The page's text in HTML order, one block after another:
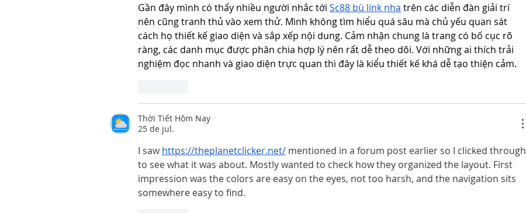
Gần đây mình có thấy nhiều người nhắc tới Sc88 bù link nha trên các diễn đàn giải trí
nên cũng tranh thủ vào xem thử. Mình không tìm hiểu quá sâu mà chủ yếu quan sát
cách họ thiết kế giao diện và sắp xếp nội dung. Cảm nhận chung là trang có bố cục rõ
ràng, các danh mục được phân chia hợp lý nên rất dễ theo dõi. Với những ai thích trải
nghiệm đọc nhanh và giao diện trực quan thì đây là kiểu thiết kế khá dễ tạo thiện cảm.
Thời Tiết Hôm Nay
25 de jul.
I saw https://theplanetclicker.net/ mentioned in a forum post earlier so I clicked through
to see what it was about. Mostly wanted to check how they organized the layout. First
impression was the colors are easy on the eyes, not too harsh, and the navigation sits
somewhere easy to find.